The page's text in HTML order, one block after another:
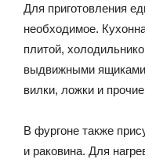
Для приготовления
необходимое.
плитой,
выдвижными
вилки, ложки и
В фургоне также
и раковина. Для